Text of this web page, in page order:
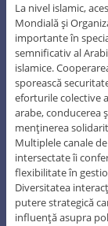
La nivel islamic,
Mondială şi
importante în
semnificativ al
islamice.
sporească
eforturile colective
arabe, conducerea
menţinerea
Multiplele canale
intersectate îi
flexibilitate în
Diversitatea
putere strategică
influenţă asupra